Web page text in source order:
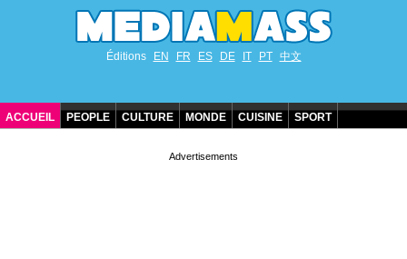
Éditions EN FR ES DE IT PT 中文
ACCUEIL PEOPLE CULTURE MONDE CUISINE SPORT